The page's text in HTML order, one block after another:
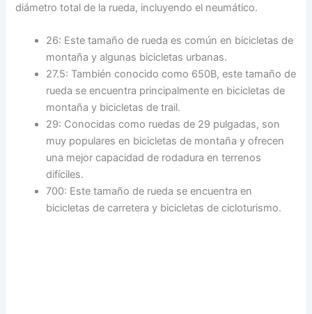
diámetro total de la rueda, incluyendo el neumático.
26: Este tamaño de rueda es común en bicicletas de
montaña y algunas bicicletas urbanas.
27.5: También conocido como 650B, este tamaño de
rueda se encuentra principalmente en bicicletas de
montaña y bicicletas de trail.
29: Conocidas como ruedas de 29 pulgadas, son
muy populares en bicicletas de montaña y ofrecen
una mejor capacidad de rodadura en terrenos
difíciles.
700: Este tamaño de rueda se encuentra en
bicicletas de carretera y bicicletas de cicloturismo.